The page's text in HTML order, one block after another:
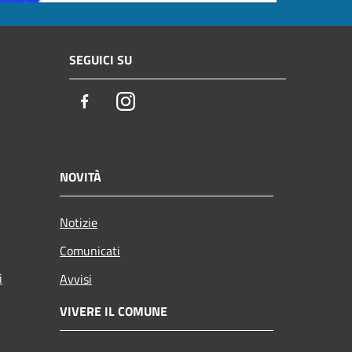
SEGUICI SU
FacebookInstagram
NOVITÀ
Notizie
Comunicati
Avvisi
VIVERE IL COMUNE